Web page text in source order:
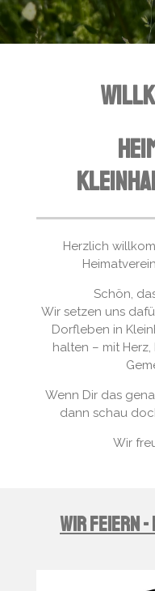
Herzlich
Schön,
Wir setzen uns
Dorfleben in
halten – mit
Wenn Dir das
dann schau
Wir
Wir feiern -